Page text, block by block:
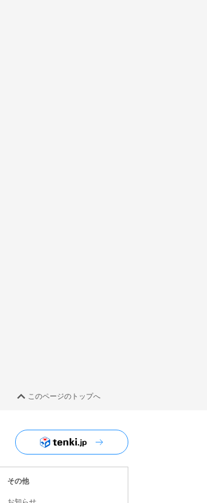
このページのトップへ
ユーザーナビゲーション
その他